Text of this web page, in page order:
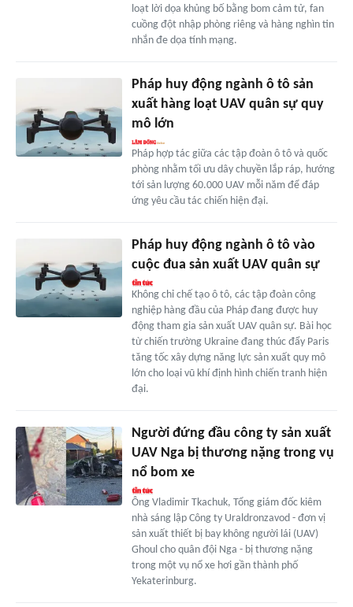
loạt lời dọa khủng bố bằng bom cảm tử, fan
cuồng đột nhập phòng riêng và hàng nghìn tin
nhắn đe dọa tính mạng.
Pháp huy động ngành ô tô sản
xuất hàng loạt UAV quân sự quy
mô lớn
Pháp hợp tác giữa các tập đoàn ô tô và quốc
phòng nhằm tối ưu dây chuyền lắp ráp, hướng
tới sản lượng 60.000 UAV mỗi năm để đáp
ứng yêu cầu tác chiến hiện đại.
Pháp huy động ngành ô tô vào
cuộc đua sản xuất UAV quân sự
Không chỉ chế tạo ô tô, các tập đoàn công
nghiệp hàng đầu của Pháp đang được huy
động tham gia sản xuất UAV quân sự. Bài học
từ chiến trường Ukraine đang thúc đẩy Paris
tăng tốc xây dựng năng lực sản xuất quy mô
lớn cho loại vũ khí định hình chiến tranh hiện
đại.
Người đứng đầu công ty sản xuất
UAV Nga bị thương nặng trong vụ
nổ bom xe
Ông Vladimir Tkachuk, Tổng giám đốc kiêm
nhà sáng lập Công ty Uraldronzavod - đơn vị
sản xuất thiết bị bay không người lái (UAV)
Ghoul cho quân đội Nga - bị thương nặng
trong một vụ nổ xe hơi gần thành phố
Yekaterinburg.